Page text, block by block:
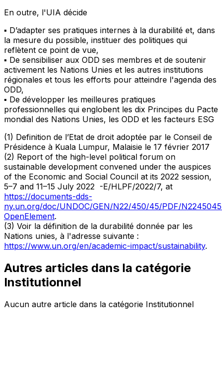
En outre, l'UIA décide
▪ D’adapter ses pratiques internes à la durabilité et, dans
la mesure du possible, instituer des politiques qui
reflètent ce point de vue,
▪ De sensibiliser aux ODD ses membres et de soutenir
activement les Nations Unies et les autres institutions
régionales et tous les efforts pour atteindre l'agenda des
ODD,
▪ De développer les meilleures pratiques
professionnelles qui englobent les dix Principes du Pacte
mondial des Nations Unies, les ODD et les facteurs ESG
(1) Definition de l’Etat de droit adoptée par le Conseil de
Présidence à Kuala Lumpur, Malaisie le 17 février 2017
(2) Report of the high-level political forum on
sustainable development convened under the auspices
of the Economic and Social Council at its 2022 session,
5–7 and 11–15 July 2022 -E/HLPF/2022/7, at
https://documents-dds-
ny.un.org/doc/UNDOC/GEN/N22/450/45/PDF/
OpenElement.
(3) Voir la définition de la durabilité donnée par les
Nations unies, à l'adresse suivante :
https://www.un.org/en/academic-impact/sustainability.
Autres articles dans la catégorie
Institutionnel
Aucun autre article dans la catégorie Institutionnel